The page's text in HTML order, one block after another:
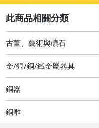
圖書/影音/文具
古董、藝術與礦石
居家、家具與園藝
玩具、模型與公仔
古董、藝術與礦石
金/銀/銅/鐵金屬器具
銅器
銅雕